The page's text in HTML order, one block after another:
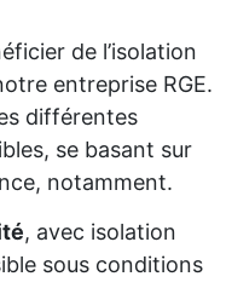
de l’isolation
entreprise RGE.
différentes
se basant sur
notamment.
, avec isolation
sous conditions